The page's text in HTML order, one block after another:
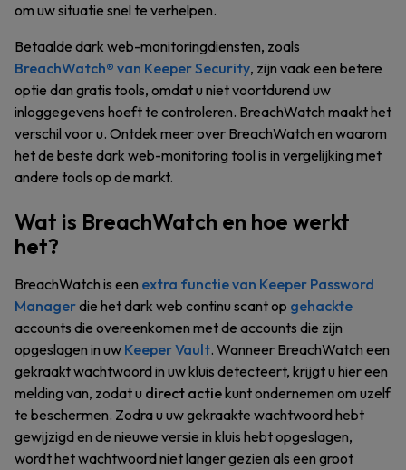
om uw situatie snel te verhelpen.
Betaalde dark web-monitoringdiensten, zoals
BreachWatch® van Keeper Security, zijn vaak een betere
optie dan gratis tools, omdat u niet voortdurend uw
inloggegevens hoeft te controleren. BreachWatch maakt het
verschil voor u. Ontdek meer over BreachWatch en waarom
het de beste dark web-monitoring tool is in vergelijking met
andere tools op de markt.
Wat is BreachWatch en hoe werkt
het?
BreachWatch is een extra functie van Keeper Password
Managerdie het dark web continu scant op gehackte
accounts die overeenkomen met de accounts die zijn
opgeslagen in uw Keeper Vault. Wanneer BreachWatch een
gekraakt wachtwoord in uw kluis detecteert, krijgt u hier een
melding van, zodat u direct actiekunt ondernemen om uzelf
te beschermen. Zodra u uw gekraakte wachtwoord hebt
gewijzigd en de nieuwe versie in kluis hebt opgeslagen,
wordt het wachtwoord niet langer gezien als een groot